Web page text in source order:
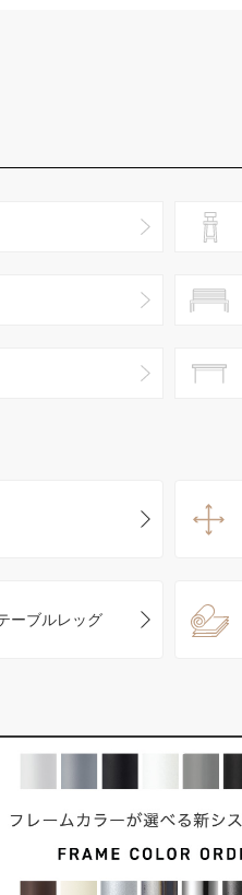
ーブルレッグ